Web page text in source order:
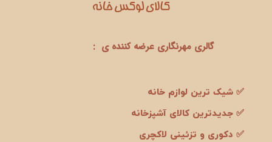
گالری مهرنگاری عرضه کننده ی :
✅ شیک ترین لوازم خانه
✅ جدیدترین کالای آشپزخانه
✅ دکوری و تزئینی لاکچری